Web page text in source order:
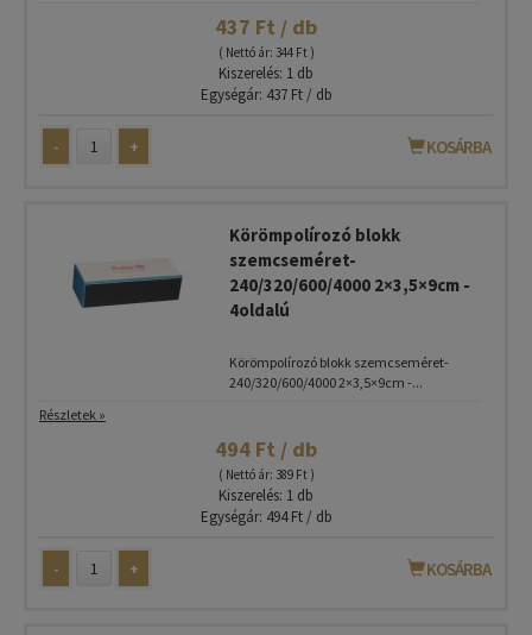
437 Ft / db
( Nettó ár: 344 Ft )
Kiszerelés: 1 db
Egységár: 437 Ft / db
- + KOSÁRBA
Körömpolírozó blokk
szemcseméret-
240/320/600/4000 2×3,5×9cm -
4oldalú
Körömpolírozó blokk szemcseméret-
240/320/600/4000 2×3,5×9cm -...
Részletek »
494 Ft / db
( Nettó ár: 389 Ft )
Kiszerelés: 1 db
Egységár: 494 Ft / db
- + KOSÁRBA